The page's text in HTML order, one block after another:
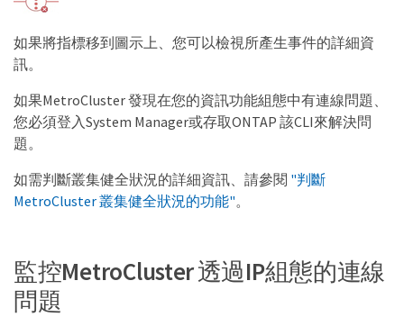
如果將指標移到圖示上、您可以檢視所產生事件的詳細資
訊。
如果MetroCluster 發現在您的資訊功能組態中有連線問題、
您必須登入System Manager或存取ONTAP 該CLI來解決問
題。
如需判斷叢集健全狀況的詳細資訊、請參閱 "判斷
MetroCluster 叢集健全狀況的功能"。
監控MetroCluster 透過IP組態的連線
問題